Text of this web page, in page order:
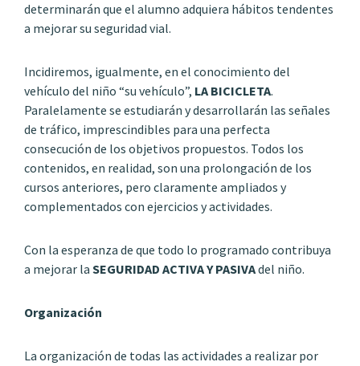
determinarán que el alumno adquiera hábitos tendentes
a mejorar su seguridad vial.
Incidiremos, igualmente, en el conocimiento del
vehículo del niño “su vehículo”, LA BICICLETA.
Paralelamente se estudiarán y desarrollarán las señales
de tráfico, imprescindibles para una perfecta
consecución de los objetivos propuestos. Todos los
contenidos, en realidad, son una prolongación de los
cursos anteriores, pero claramente ampliados y
complementados con ejercicios y actividades.
Con la esperanza de que todo lo programado contribuya
a mejorar la SEGURIDAD ACTIVA Y PASIVAdel niño.
Organización
La organización de todas las actividades a realizar por